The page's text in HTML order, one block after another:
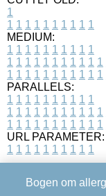
1
1 1 1 1 1 1 1 1 1 1
MEDIUM:
1 1 1 1 1 1 1 1 1 1
1 1 1 1 1 1 1 1 1 1 1
1 1 1 1 1 1 1 1 1 1 1
PARALLELS:
1 1 1 1 1 1 1 1 1 1
1 1 1 1 1 1 1 1 1 1 1
1 1 1 1 1 1 1 1 1 1 1
URL PARAMETER:
1 1 1 1 1 1 1 1 1 1
Bogen om